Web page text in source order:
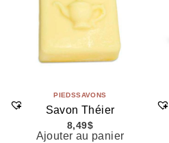
PIEDSSAVONS
Savon Théier
8,49$
Ajouter au panier